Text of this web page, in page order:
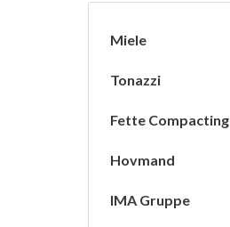
Miele
Tonazzi
Fette Compacting
Hovmand
IMA Gruppe